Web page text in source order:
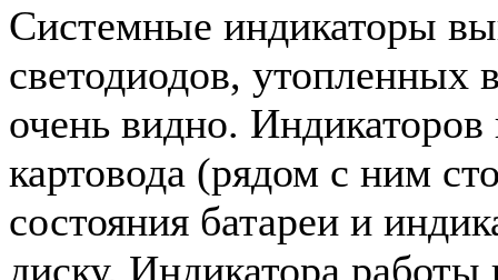
Системные индикаторы
светодиодов, утопленных
очень видно.
картовода (рядом с ним
состояния батареи и
диску. Индикатора